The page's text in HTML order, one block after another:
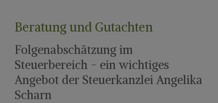
Beratung und Gutachten
Folgenabschätzung im
Steuerbereich - ein wichtiges
Angebot der Steuerkanzlei Angelika
Scharn